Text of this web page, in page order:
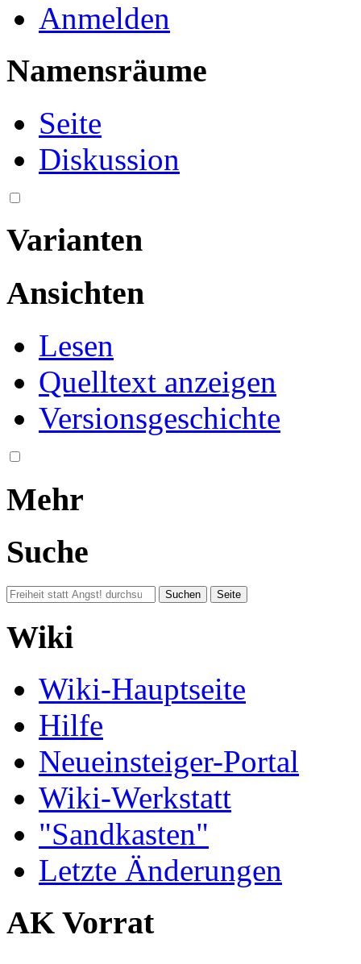
Anmelden
Namensräume
Seite
Diskussion
Varianten
Ansichten
Lesen
Quelltext anzeigen
Versionsgeschichte
Mehr
Suche
Wiki
Wiki-Hauptseite
Hilfe
Neueinsteiger-Portal
Wiki-Werkstatt
"Sandkasten"
Letzte Änderungen
AK Vorrat